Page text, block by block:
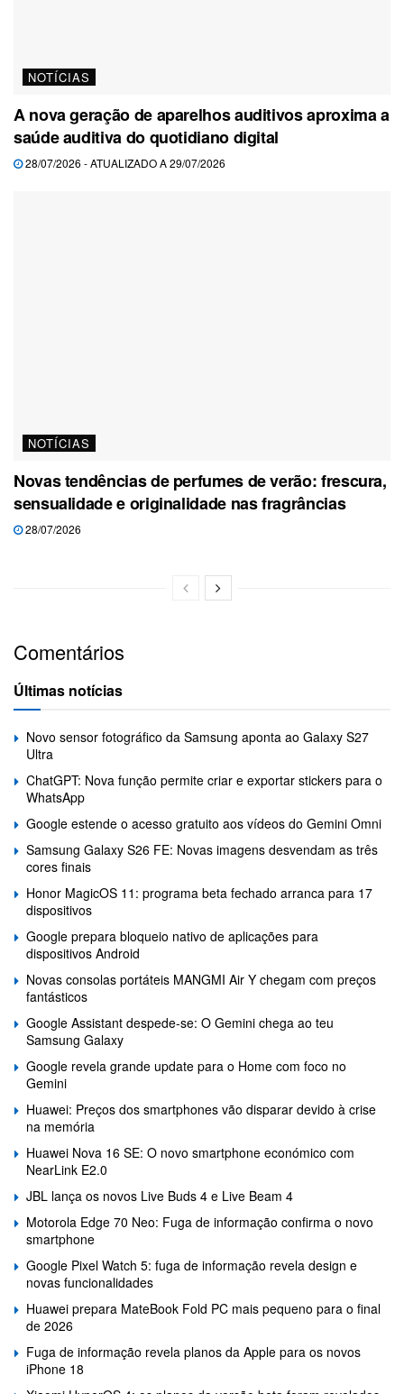
NOTÍCIAS
A nova geração de aparelhos auditivos aproxima a
saúde auditiva do quotidiano digital
28/07/2026 - ATUALIZADO A 29/07/2026
NOTÍCIAS
Novas tendências de perfumes de verão: frescura,
sensualidade e originalidade nas fragrâncias
28/07/2026
Comentários
Últimas notícias
Novo sensor fotográfico da Samsung aponta ao Galaxy S27
Ultra
ChatGPT: Nova função permite criar e exportar stickers para o
WhatsApp
Google estende o acesso gratuito aos vídeos do Gemini Omni
Samsung Galaxy S26 FE: Novas imagens desvendam as três
cores finais
Honor MagicOS 11: programa beta fechado arranca para 17
dispositivos
Google prepara bloqueio nativo de aplicações para
dispositivos Android
Novas consolas portáteis MANGMI Air Y chegam com preços
fantásticos
Google Assistant despede-se: O Gemini chega ao teu
Samsung Galaxy
Google revela grande update para o Home com foco no
Gemini
Huawei: Preços dos smartphones vão disparar devido à crise
na memória
Huawei Nova 16 SE: O novo smartphone económico com
NearLink E2.0
JBL lança os novos Live Buds 4 e Live Beam 4
Motorola Edge 70 Neo: Fuga de informação confirma o novo
smartphone
Google Pixel Watch 5: fuga de informação revela design e
novas funcionalidades
Huawei prepara MateBook Fold PC mais pequeno para o final
de 2026
Fuga de informação revela planos da Apple para os novos
iPhone 18